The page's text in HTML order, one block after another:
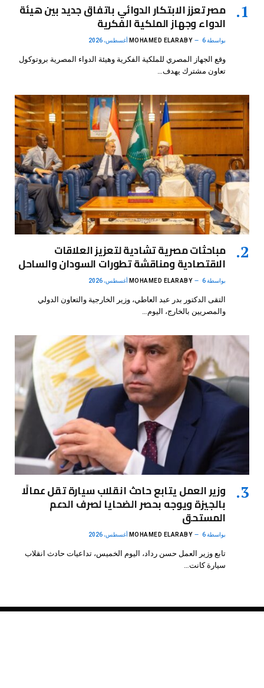
مصر تعزز الابتكار الدوائي باتفاق جديد بين هيئة
الدواء وجهاز الملكية الفكرية
بواسطة MOHAMED ELARABY 6 أغسطس، 2026
وقع الجهاز المصري للملكية الفكرية وهيئة الدواء المصرية بروتوكول
تعاون مشترك يهدف…
مباحثات مصرية تشادية لتعزيز العلاقات
الاقتصادية ومناقشة تطورات السودان والساحل
بواسطة MOHAMED ELARABY 6 أغسطس، 2026
التقى الدكتور بدر عبد العاطي، وزير الخارجية والتعاون الدولي
والمصريين بالخارج، اليوم…
وزير العمل يتابع حادث انقلاب سيارة تقل عمالًا
بالجيزة ويوجه بحصر الضحايا لصرف الدعم
المستحق
بواسطة MOHAMED ELARABY 6 أغسطس، 2026
تابع وزير العمل حسن رداد، اليوم الخميس، تداعيات حادث انقلاب
سيارة كانت…